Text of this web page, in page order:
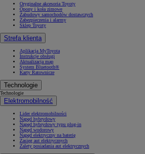
Oryginalne akcesoria Toyoty
Opony i koła zimowe
Zabudowy samochodów dostawczych
Zabezpieczenia i alarmy
Sklep Toyoty
Strefa klienta
Aplikacja MyToyota
Instrukcje obsługi
Aktualizacja map
System Bluetooth®
Karty Ratownicze
Technologie
Technologie
Elektromobilność
Lider elektromobilności
Napęd hybrydowy
Napęd hybrydowy typu plug-in
Napęd wodorowy
Napęd elektryczny na baterię
Zasięg aut elektrycznych
Zalety posiadania aut elektrycznych